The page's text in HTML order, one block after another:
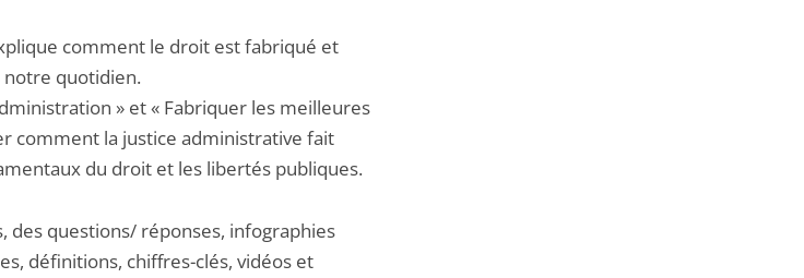
comment le droit est fabriqué et
quotidien.
» et « Fabriquer les meilleures
comment la justice administrative fait
du droit et les libertés publiques.
des questions/ réponses, infographies
définitions, chiffres-clés, vidéos et